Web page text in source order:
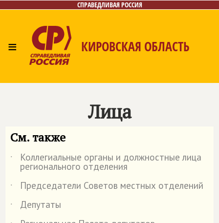
СПРАВЕДЛИВАЯ РОССИЯ
≡ КИРОВСКАЯ ОБЛАСТЬ
Контакты
Лица
См. также
˙ Коллегиальные органы и должностные лица
регионального отделения
˙
Председатели Советов местных отделений
˙
Депутаты